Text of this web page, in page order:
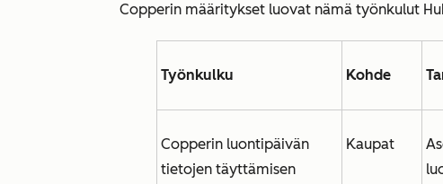
Copperin määritykset luovat nämä työnkulut
Työnkulku Kohde
Copperin luontipäivän
tietojen täyttämisen
Kaupat